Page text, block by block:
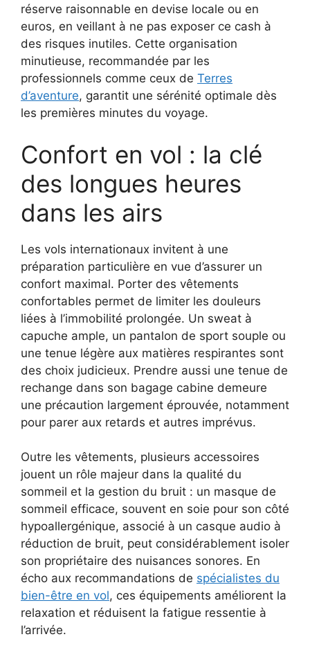
réserve raisonnable en devise locale ou en
euros, en veillant à ne pas exposer ce cash à
des risques inutiles. Cette organisation
minutieuse, recommandée par les
professionnels comme ceux de Terres
d’aventure, garantit une sérénité optimale dès
les premières minutes du voyage.
Confort en vol : la clé
des longues heures
dans les airs
Les vols internationaux invitent à une
préparation particulière en vue d’assurer un
confort maximal. Porter des vêtements
confortables permet de limiter les douleurs
liées à l’immobilité prolongée. Un sweat à
capuche ample, un pantalon de sport souple ou
une tenue légère aux matières respirantes sont
des choix judicieux. Prendre aussi une tenue de
rechange dans son bagage cabine demeure
une précaution largement éprouvée, notamment
pour parer aux retards et autres imprévus.
Outre les vêtements, plusieurs accessoires
jouent un rôle majeur dans la qualité du
sommeil et la gestion du bruit : un masque de
sommeil efficace, souvent en soie pour son côté
hypoallergénique, associé à un casque audio à
réduction de bruit, peut considérablement isoler
son propriétaire des nuisances sonores. En
écho aux recommandations de spécialistes du
bien-être en vol, ces équipements améliorent la
relaxation et réduisent la fatigue ressentie à
l’arrivée.